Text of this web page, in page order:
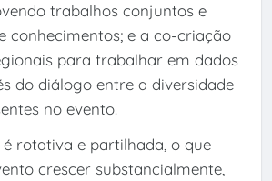
trabalhos conjuntos e
conhecimentos; e a co-criação
para trabalhar em dados
do diálogo entre a diversidade
no evento.
rotativa e partilhada, o que
crescer substancialmente,